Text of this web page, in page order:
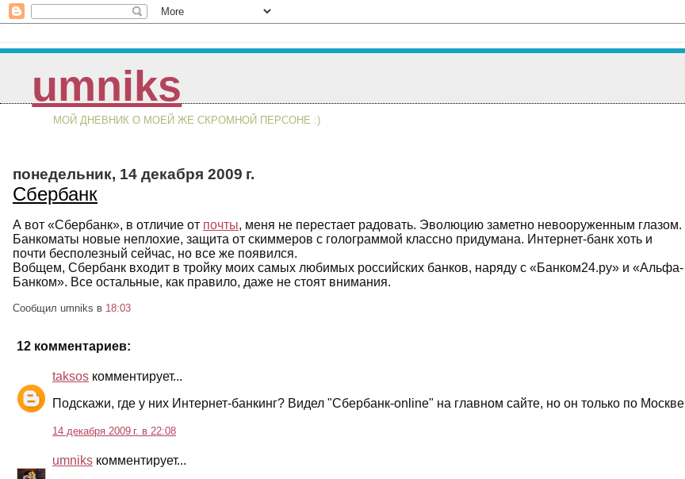
umniks
МОЙ ДНЕВНИК О МОЕЙ ЖЕ СКРОМНОЙ ПЕРСОНЕ :)
понедельник, 14 декабря 2009 г.
Сбербанк
А вот «Сбербанк», в отличие от почты, меня не перестает радовать. Эволюцию заметно невооруженным глазом.
Банкоматы новые неплохие, защита от скиммеров с голограммой классно придумана. Интернет-банк хоть и
почти бесполезный сейчас, но все же появился.
Вобщем, Сбербанк входит в тройку моих самых любимых российских банков, наряду с «Банком24.ру» и «Альфа-
Банком». Все остальные, как правило, даже не стоят внимания.
Сообщил umniks в 18:03
12 комментариев:
taksos комментирует...
Подскажи, где у них Интернет-банкинг? Видел "Сбербанк-online" на главном сайте, но он только по
14 декабря 2009 г. в 22:08
umniks комментирует...